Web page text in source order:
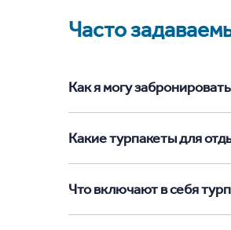
Часто
Как я могу
Какие турпакеты для
Что включают в себя